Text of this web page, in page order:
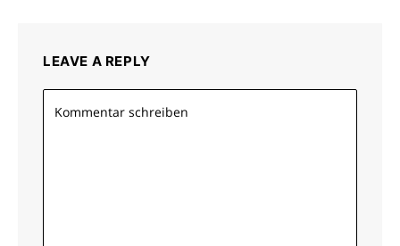
LEAVE A REPLY